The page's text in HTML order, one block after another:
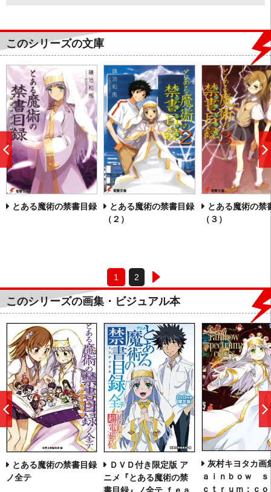
このシリーズの文庫
とある魔術の禁書目録
とある魔術の禁書目録
（２）
とある魔術の禁
（３）
1 2
へ
このシリーズの画集・ビジュアル本
とある魔術の禁書目録
ノ全テ
ＤＶＤ付き限定版 ア
ニメ『とある魔術の禁
灰村キヨタカ画
ａｉｎｂｏｗ ｓ
ｃｔｒｕｍ：ｃ
前
へ